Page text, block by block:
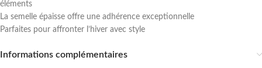
éléments
La semelle épaisse offre une adhérence exceptionnelle
Parfaites pour affronter l’hiver avec style
Informations complémentaires